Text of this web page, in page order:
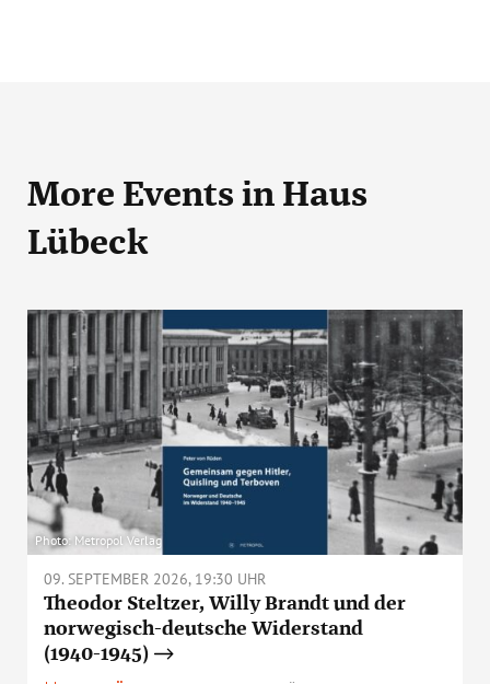
More Events in Haus
Lübeck
Photo: Metropol Verlag
09. SEPTEMBER 2026, 19:30 UHR
Theodor Steltzer, Willy Brandt und der
norwegisch-deutsche Widerstand
(1940-1945)